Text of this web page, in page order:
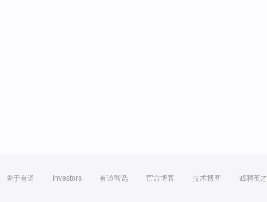
关于有道 Investors 有道智选 官方博客 技术博客 诚聘英才